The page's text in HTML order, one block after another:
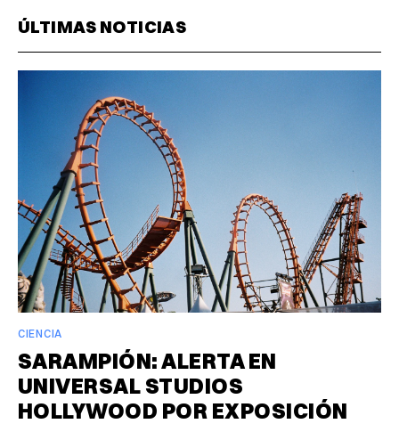
ÚLTIMAS NOTICIAS
CIENCIA
SARAMPIÓN: ALERTA EN
UNIVERSAL STUDIOS
HOLLYWOOD POR EXPOSICIÓN